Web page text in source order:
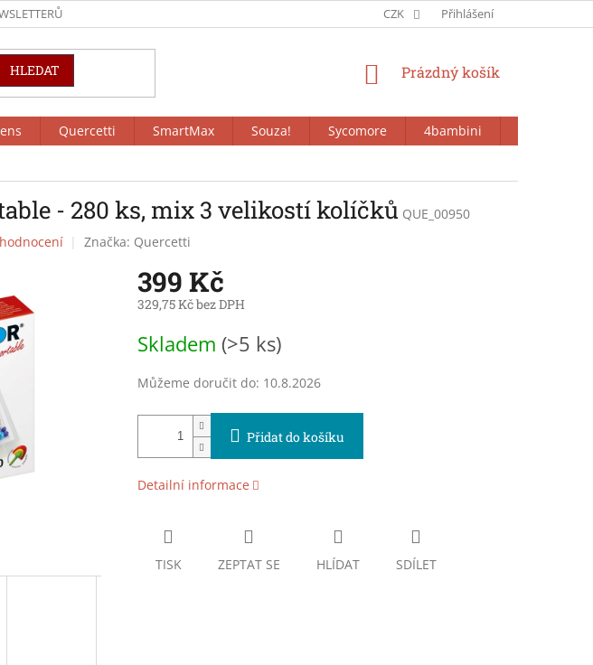
CZK Přihlášení
HLEDAT
NÁKUPNÍ
Prázdný košík
Quercetti SmartMax Souza! Sycomore 4bambini
- 280 ks, mix 3 velikostí kolíčků QUE_00950
Značka: Quercetti
399 Kč
329,75 Kč bez DPH
cena:
Skladem (>5 ks)
Můžeme doručit do: 10.8.2026
Přidat do košíku
Detailní informace
TISK ZEPTAT SE HLÍDAT SDÍLET